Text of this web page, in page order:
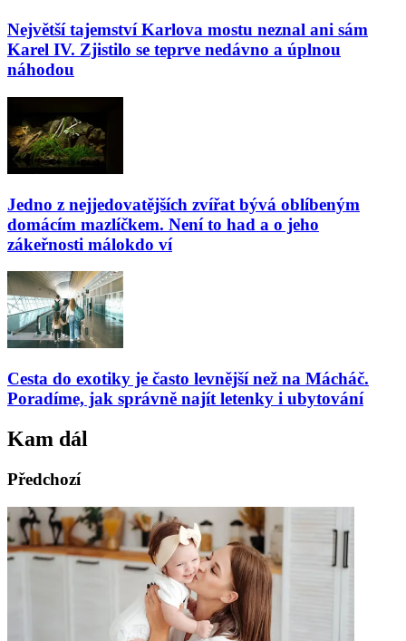
Největší tajemství Karlova mostu neznal ani sám
Karel IV. Zjistilo se teprve nedávno a úplnou
náhodou
Jedno z nejjedovatějších zvířat bývá oblíbeným
domácím mazlíčkem. Není to had a o jeho
zákeřnosti málokdo ví
Cesta do exotiky je často levnější než na Mácháč.
Poradíme, jak správně najít letenky i ubytování
Kam dál
Předchozí